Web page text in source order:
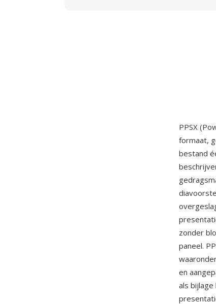
PPSX
formaat,
bestand
zonder
paneel.
en
als